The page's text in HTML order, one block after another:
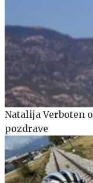
Natalija Verboten
pozdrave